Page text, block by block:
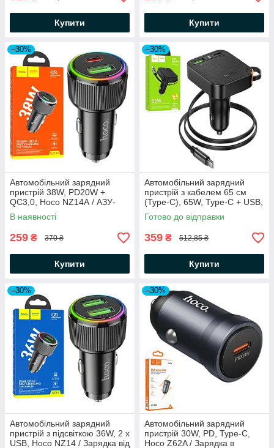
Купити Купити
–30%
Автомобільний зарядний
пристрій 38W, PD20W +
QC3,0, Hoco NZ14А / АЗУ-
адаптер з підсвіткою /
Зарядка від прикурювача
В наявності
259 ₴ 370 ₴
Купити
–30%
Автомобільний зарядний
пристрій з кабелем 65 см
(Type-C), 65W, Type-C + USB,
Hoco NZ18 / АЗУ-адаптер /
Зарядка в машину
Готово до відправки
359 ₴ 512,85 ₴
Купити
–30%
Автомобільний зарядний
пристрій з підсвіткою 36W, 2 х
USB, Hoco NZ14 / Зарядка від
–30%
Автомобільний зарядний
пристрій 30W, PD, Type-C,
Hoco Z62A / Зарядка в